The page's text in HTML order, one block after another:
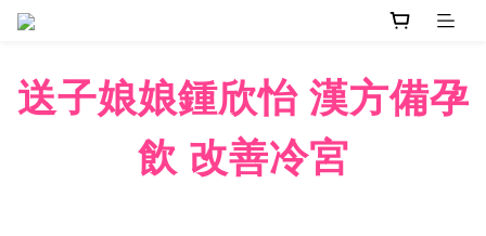
送子娘娘鍾欣怡 漢方備孕
飲 改善冷宮